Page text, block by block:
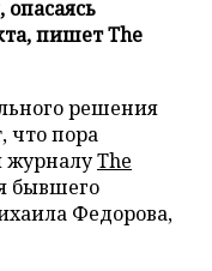
опасаясь
пишет The
решения
что пора
журналуThe
бывшего
Федорова,